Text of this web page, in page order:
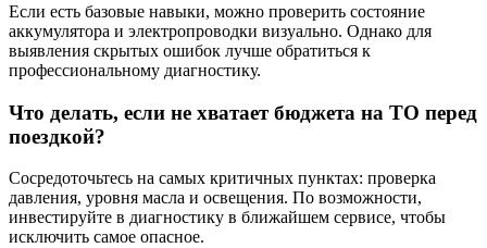
Если есть базовые навыки, можно проверить состояние
аккумулятора и электропроводки визуально. Однако для
выявления скрытых ошибок лучше обратиться к
профессиональному диагностику.
Что делать, если не хватает бюджета на ТО перед
поездкой?
Сосредоточьтесь на самых критичных пунктах: проверка
давления, уровня масла и освещения. По возможности,
инвестируйте в диагностику в ближайшем сервисе, чтобы
исключить самое опасное.